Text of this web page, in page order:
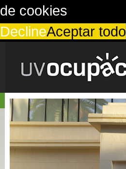
de cookies
DeclineAceptar todo